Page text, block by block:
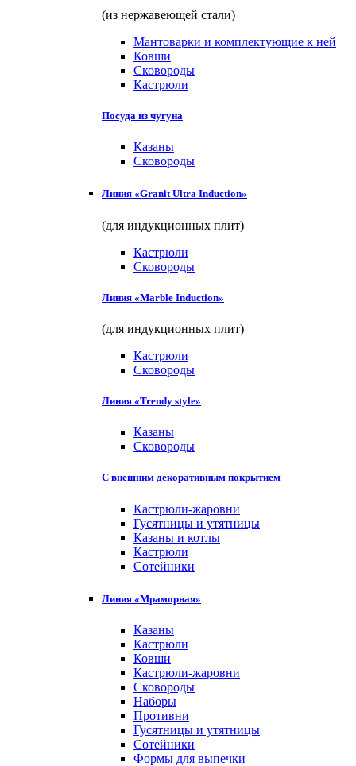
(из нержавеющей стали)
Мантоварки и комплектующие к ней
Ковши
Сковороды
Кастрюли
Посуда из чугуна
Казаны
Сковороды
Линия «Granit Ultra Induction»
(для индукционных плит)
Кастрюли
Сковороды
Линия «Marble Induction»
(для индукционных плит)
Кастрюли
Сковороды
Линия «Trendy style»
Казаны
Сковороды
С внешним декоративным покрытием
Кастрюли-жаровни
Гусятницы и утятницы
Казаны и котлы
Кастрюли
Сотейники
Линия «Мраморная»
Казаны
Кастрюли
Ковши
Кастрюли-жаровни
Сковороды
Наборы
Противни
Гусятницы и утятницы
Сотейники
Формы для выпечки